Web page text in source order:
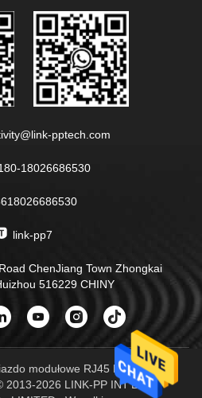
pptech.com
18026686530
link-pp7
ChenJiang Town Zhongkai
516229 CHINY
modułowe RJ45 Dostawca.
2013-2026 LINK-PP INT'L